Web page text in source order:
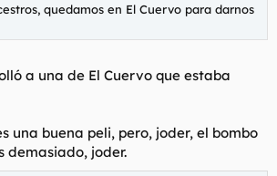
quedamos en El Cuervo para darnos
a una de El Cuervo que estaba
una buena peli, pero, joder, el bombo
demasiado, joder.